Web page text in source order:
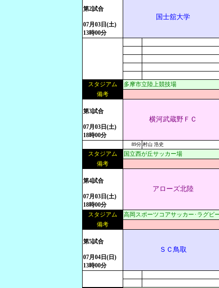
第2試合
07月03日(土)
13時00分
国士舘大学
スタジアム
多摩市立陸上競技場
備考
第3試合
07月03日(土)
18時00分
横河武蔵野ＦＣ
89分 村山 浩史
スタジアム
国立西が丘サッカー場
備考
第4試合
07月03日(土)
18時00分
アローズ北陸
スタジアム
高岡スポーツコアサッカー･ラグビ
備考
第5試合
07月04日(日)
13時00分
ＳＣ鳥取